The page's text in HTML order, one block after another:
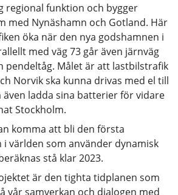
regional funktion och bygger
med Nynäshamn och Gotland. Här
öka när den nya godshamnen i
med väg 73 går även järnväg
pendeltåg. Målet är att lastbilstrafik
Norvik ska kunna drivas med el till
även ladda sina batterier för vidare
Stockholm.
komma att bli den första
i världen som använder dynamisk
stå klar 2023.
är den tighta tidplanen som
vår samverkan och dialogen med